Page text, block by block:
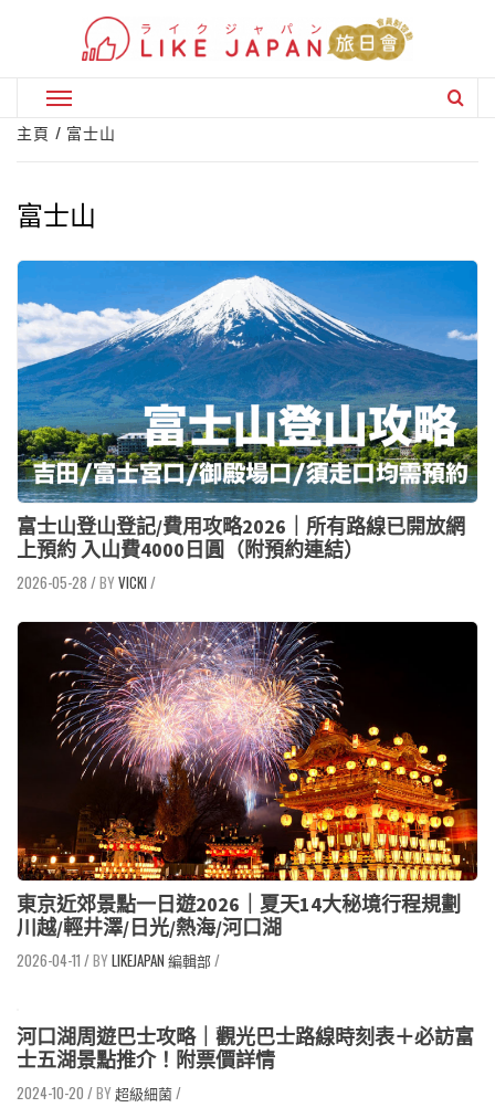
Primary
Menu
主頁 富士山
富士山
富士山登山登記/費用攻略2026｜所有路線已開放網
上預約 入山費4000日圓（附預約連結）
2026-05-28 / VICKI /
東京近郊景點一日遊2026｜夏天14大秘境行程規劃
川越/輕井澤/日光/熱海/河口湖
2026-04-11 / LIKEJAPAN 編輯部/
河口湖周遊巴士攻略｜觀光巴士路線時刻表＋必訪富
士五湖景點推介！附票價詳情
2024-10-20 / 超級細菌/